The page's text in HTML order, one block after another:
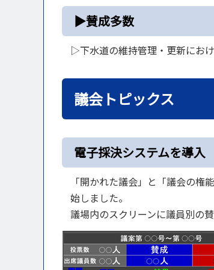
▶賛成多数
▷下水道の維持管理・更新にお
議会トピックス
電子採決システムを導入
「開かれた議会」と「議会の
始しました。
議場内のスクリーンに議員別の